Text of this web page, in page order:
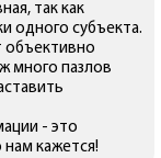
так как
одного субъекта.
объективно
много пазлов
- это
кажется!